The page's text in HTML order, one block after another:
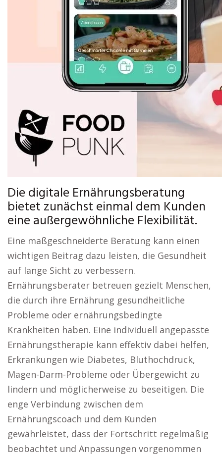
Die digitale Ernährungsberatung
bietet zunächst einmal dem Kunden
eine außergewöhnliche Flexibilität.
Eine maßgeschneiderte Beratung kann einen
wichtigen Beitrag dazu leisten, die Gesundheit
auf lange Sicht zu verbessern.
Ernährungsberater betreuen gezielt Menschen,
die durch ihre Ernährung gesundheitliche
Probleme oder ernährungsbedingte
Krankheiten haben. Eine individuell angepasste
Ernährungstherapie kann effektiv dabei helfen,
Erkrankungen wie Diabetes, Bluthochdruck,
Magen-Darm-Probleme oder Übergewicht zu
lindern und möglicherweise zu beseitigen. Die
enge Verbindung zwischen dem
Ernährungscoach und dem Kunden
gewährleistet, dass der Fortschritt regelmäßig
beobachtet und Anpassungen vorgenommen